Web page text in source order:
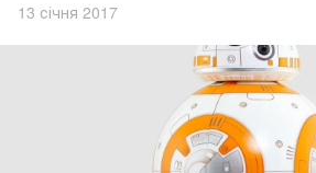
13 січня 2017